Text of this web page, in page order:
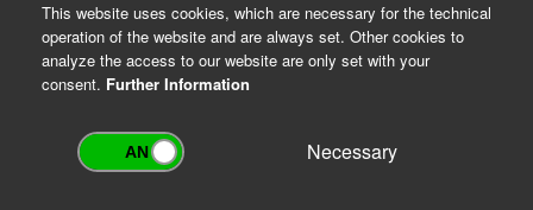
This website uses cookies, which are necessary for the technical
operation of the website and are always set. Other cookies to
analyze the access to our website are only set with your
consent. Further Information
Necessary